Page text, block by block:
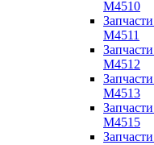
M4510
M4511
M4512
M4513
M4515